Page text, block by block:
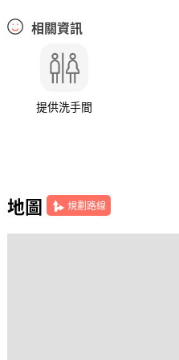
相關資訊
提供洗手間
地圖 規劃路線